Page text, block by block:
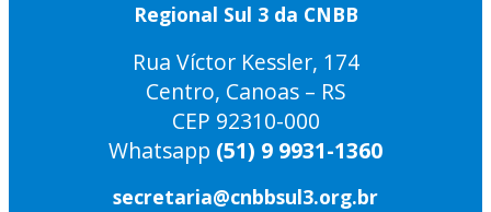
Regional Sul 3 da CNBB
Rua Víctor Kessler, 174
Centro, Canoas – RS
CEP 92310-000
Whatsapp (51) 9 9931-1360
secretaria@cnbbsul3.org.br